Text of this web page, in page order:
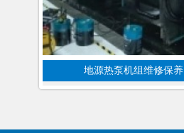
地源热泵机组维修保养